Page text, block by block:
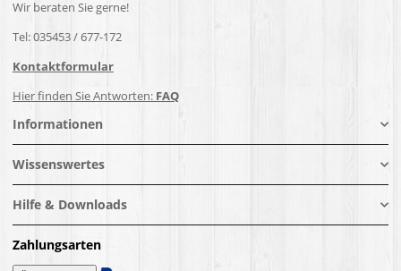
Wir beraten Sie gerne!
Tel: 035453 / 677-172
Kontaktformular
Hier finden Sie Antworten: FAQ
Informationen
Wissenswertes
Hilfe & Downloads
Zahlungsarten